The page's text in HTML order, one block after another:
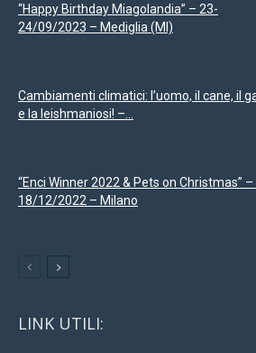
“Happy Birthday Miagolandia” – 23-
24/09/2023 – Mediglia (MI)
Cambiamenti climatici: l’uomo, il cane, il
e la leishmaniosi! –...
“Enci Winner 2022 & Pets on Christmas” –
18/12/2022 – Milano
LINK UTILI: